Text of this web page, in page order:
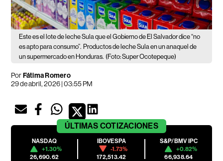
Este es el lote de leche Sula que el Gobierno de El Salvador dice “no
es apto para consumo”. Productos de leche Sula en un anaquel de
un supermercado en Honduras. (Foto: Super Ocotepeque)
PorFátima Romero
29 de abril, 2026 | 03:55 PM
ÚLTIMAS COTIZACIONES
NASDAQ
+1.30%
26,690.62
IBOVESPA
-1.73%
172,513.42
S&P/BMV IPC
+0.82%
66,938.64